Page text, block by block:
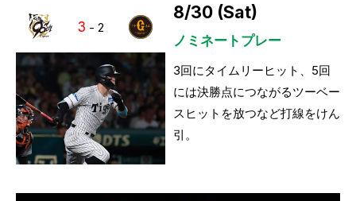
3 - 2
8/30 (Sat)
ノミネートプレー
3回にタイムリーヒット、5回
には決勝点につながるツーベー
スヒットを放つなど打線をけん
引。